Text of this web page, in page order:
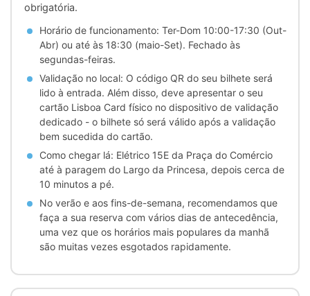
obrigatória.
Horário de funcionamento: Ter-Dom 10:00-17:30 (Out-
Abr) ou até às 18:30 (maio-Set). Fechado às
segundas-feiras.
Validação no local: O código QR do seu bilhete será
lido à entrada. Além disso, deve apresentar o seu
cartão Lisboa Card físico no dispositivo de validação
dedicado - o bilhete só será válido após a validação
bem sucedida do cartão.
Como chegar lá: Elétrico 15E da Praça do Comércio
até à paragem do Largo da Princesa, depois cerca de
10 minutos a pé.
No verão e aos fins-de-semana, recomendamos que
faça a sua reserva com vários dias de antecedência,
uma vez que os horários mais populares da manhã
são muitas vezes esgotados rapidamente.